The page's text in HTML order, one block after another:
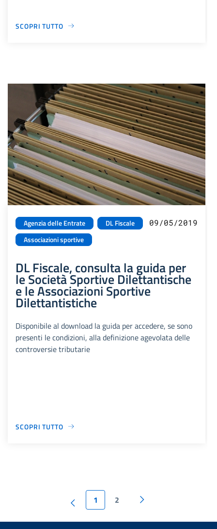
SCOPRI TUTTO
Agenzia delle Entrate
DL Fiscale
Associazioni sportive
09/05/2019
DL Fiscale, consulta la guida per
le Società Sportive Dilettantische
e le Associazioni Sportive
Dilettantistiche
Disponibile al download la guida per accedere, se sono
presenti le condizioni, alla definizione agevolata delle
controversie tributarie
SCOPRI TUTTO
1 2